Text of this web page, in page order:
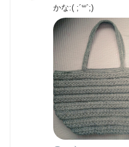
かな:( ;´꒳`;)